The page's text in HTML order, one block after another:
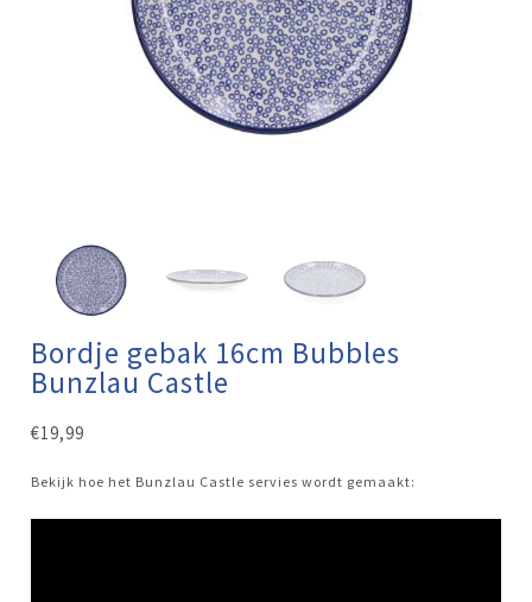
Bordje gebak 16cm Bubbles
Bunzlau Castle
€19,99
Bekijk hoe het Bunzlau Castle servies wordt gemaakt: